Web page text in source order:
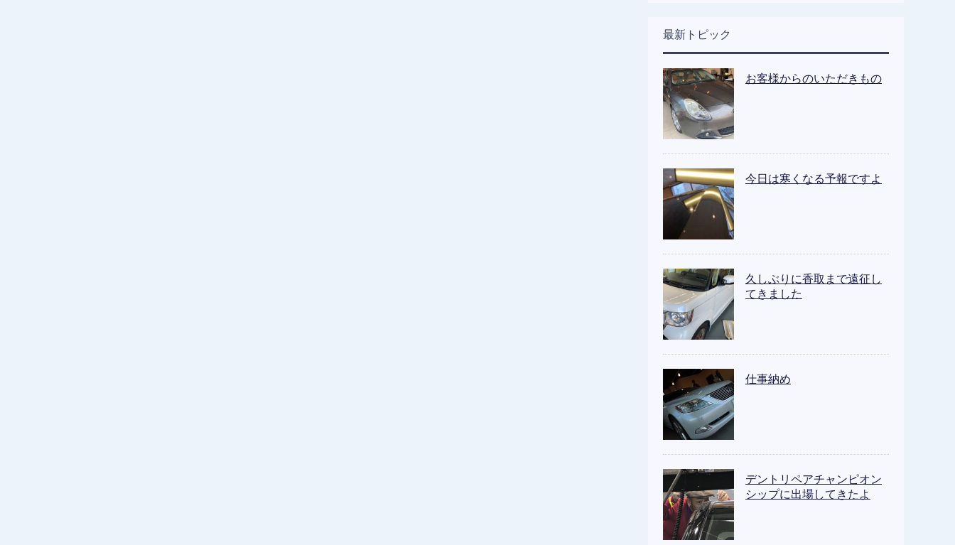
最新トピック
お客様からのいただきもの
今日は寒くなる予報ですよ
久しぶりに香取まで遠征し
てきました
仕事納め
デントリペアチャンピオン
シップに出場してきたよ